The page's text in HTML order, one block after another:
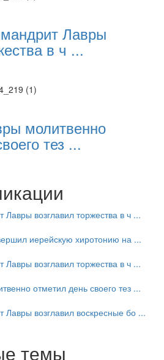
Лавры
в ч ...
молитвенно
тез ...
возглавил торжества в ч ...
иерейскую хиротонию на ...
возглавил торжества в ч ...
отметил день своего тез ...
возглавил воскресные бо ...
темы